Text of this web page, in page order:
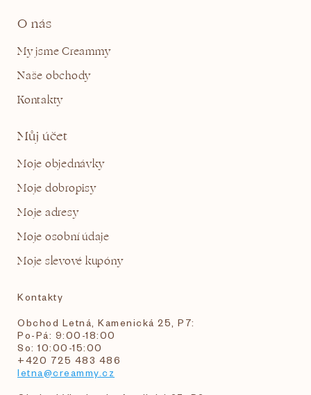
O nás
My jsme Creammy
Naše obchody
Kontakty
Můj účet
Moje objednávky
Moje dobropisy
Moje adresy
Moje osobní údaje
Moje slevové kupóny
Kontakty
Obchod Letná, Kamenická 25, P7:
Po-Pá: 9:00-18:00
So: 10:00-15:00
+420 725 483 486
letna@creammy.cz